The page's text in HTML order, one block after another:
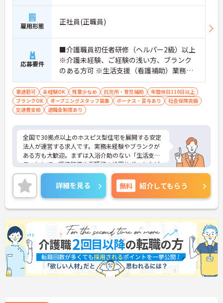
【頑張りがしっかり給与・評価に反映される職場で
す】
・処遇改善手当78,000円、賞与は年2回＋処遇改善
・入社半年でリーダーを任されたスタッフの実績が
あるなど、年次にかかわらず頑張りが評価され、キ
ャリアアップを実現できる職場環境です
【働きやすい休日・残業面と、長く安心して働ける
福利厚生が魅力です】
・月9日公休に加え、夏季・冬季休暇各3日が確保さ
れており（年間休日113日）、オンオフのメリハリ
をつけて働くことができます。
・全社平均残業月5時間程度と、業界平均を大きく
下回る少ない残業時間を実現しています
・退職金制度（勤続3年以上）・保育手当・育児短
時間勤務・マインドフルネスプログラムなど、長期
的に安心して働き続けるための制度が充実していま
す
雇用形態 正社員(正職員)
応募要件
■介護職員初任者研修（ヘルパー2級）以上
※介護未経験、ご経験の浅い方、ブランク
のある方可 ※生活支援（看護補助）業務か
ら経験し、訪問介護員へのキャリアアップ
を目指せます
車通勤可 未経験OK 残業少なめ 託児所・育児補助
年間休日110日以上
ブランクOK
オープニングスタッフ募集 ボーナス・賞与あり
社会保険完備
交通費支給
退職金制度あり
全国で30拠点以上のホスピス型住宅を展開する安定
法人が運営する求人です。実務未経験やブランクが
ある方も大歓迎。まずは入浴介助のない「生活支援
員」として、環境整備や看護師の処置サポートなど
の業務からスタートし、無理なくホスピスケアの経
験を積むことができ、ゆくゆくは訪問介護員へステ
ップアップすることも可能です。残業は全社平均月5
時間程度と少なく、連続休暇の取得で支援金が支給
される独自の制度や、自由診療の割引が受けられる
福利厚生も充実しています。手厚い人員配置で、24
時間連携の訪問診療医もいるため、医療依存度の高
い方へのケアもチームで安心して取り組める環境で
す。
★おすすめPOINT★
【無理なくステップアップできる業務内容】
詳細を見る 無料 紹介してもらう